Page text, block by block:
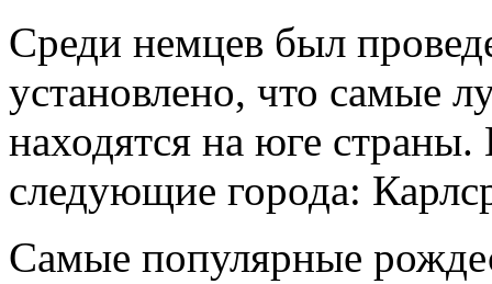
Среди немцев был
установлено, что самые
находятся на юге страны.
следующие города:
Самые популярные